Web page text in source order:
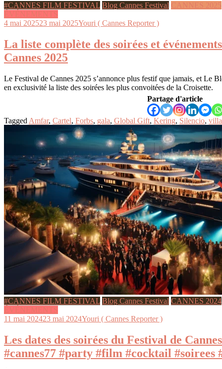
#CANNES FILM FESTIVAL Blog Cannes Festival CANNES 2025
ÉVÉNEMENTS
4 mai 202523 mai 2025Youri ( Cannes Reporter )
La liste complète des soirées et
Cannes 2025
Le Festival de Cannes 2025 s’annonce plus festif que jamais, et Le
en exclusivité la liste des soirées les plus convoitées de la Croisette.
Partage d'article
Tagged Amfar, Cartel, Forbs, gala, Global Gift, Kering, Silencio, villa
#CANNES FILM FESTIVAL Blog Cannes Festival CANNES 2024
ÉVÉNEMENTS
11 mai 202423 mai 2024Youri ( Cannes Reporter )
Les dates des soirées du Festival de
#cannes77 #party #film #cocktail #soirees